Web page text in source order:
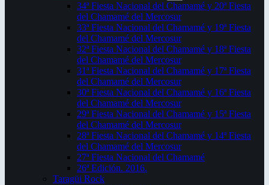
34ª Fiesta Nacional del Chamamé y 20ª Fiesta
del Chamamé del Mercosur
33ª Fiesta Nacional del Chamamé y 19ª Fiesta
del Chamamé del Mercosur
32ª Fiesta Nacional del Chamamé y 18ª Fiesta
del Chamamé del Mercosur
31ª Fiesta Nacional del Chamamé y 17ª Fiesta
del Chamamé del Mercosur
30ª Fiesta Nacional del Chamamé y 16ª Fiesta
del Chamamé del Mercosur
29ª Fiesta Nacional del Chamamé y 15ª Fiesta
del Chamamé del Mercosur
28ª Fiesta Nacional del Chamamé y 14ª Fiesta
del Chamamé del Mercosur
27ª Fiesta Nacional del Chamamé
26ª Edición. 2016.
Taragüi Rock